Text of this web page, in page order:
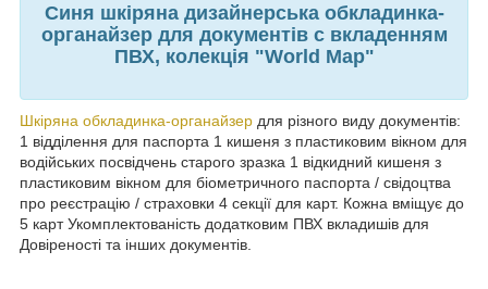
Синя шкіряна дизайнерська обкладинка-
органайзер для документів c вкладенням
ПВХ, колекція "World Map"
Шкіряна обкладинка-органайзер для різного виду документів:
1 відділення для паспорта 1 кишеня з пластиковим вікном для
водійських посвідчень старого зразка 1 відкидний кишеня з
пластиковим вікном для біометричного паспорта / свідоцтва
про реєстрацію / страховки 4 секції для карт. Кожна вміщує до
5 карт Укомплектованість додатковим ПВХ вкладишів для
Довіреності та інших документів.